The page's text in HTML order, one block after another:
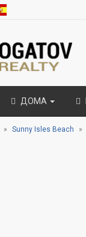
ДОМА
Sunny Isles Beach